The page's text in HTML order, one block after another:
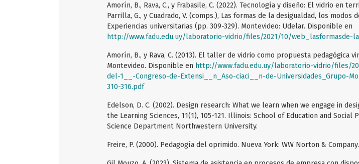
Amorín, B., Rava, C., y Frabasile, C. (2022). Tecnología y diseño: El vidrio en
Parrilla, G., y Cuadrado, V. (comps.), Las formas de la desigualdad, los modos
Experiencias universitarias (pp. 309-329). Montevideo: Udelar. Disponible en
http://www.fadu.edu.uy/laboratorio-vidrio/files/2021/10/web_lasformasde-
Amorín, B., y Rava, C. (2013). El taller de vidrio como propuesta pedagógica
Montevideo. Disponible en http://www.fadu.edu.uy/laboratorio-vidrio/files/
del-1__-Congreso-de-Extensi__n_Aso-ciaci__n-de-Universidades_Grupo-
310-316.pdf
Edelson, D. C. (2002). Design research: What we learn when we engage in
the Learning Sciences, 11(1), 105-121. Illinois: School of Education and Social
Science Department Northwestern University.
Freire, P. (2000). Pedagogía del oprimido. Nueva York: WW Norton & Company.